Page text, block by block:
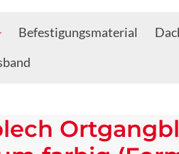
Befestigungsmaterial